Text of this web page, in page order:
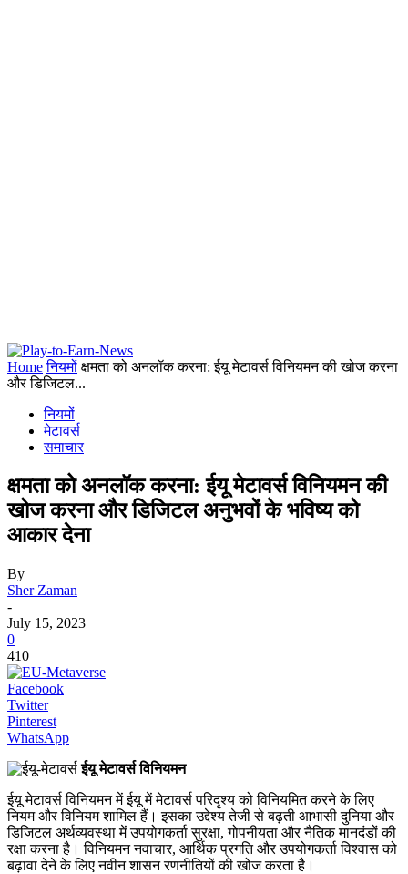
Home नियमों क्षमता को अनलॉक करना: ईयू मेटावर्स विनियमन की खोज करना
और डिजिटल...
नियमों
मेटावर्स
समाचार
क्षमता को अनलॉक करना: ईयू मेटावर्स विनियमन की
खोज करना और डिजिटल अनुभवों के भविष्य को
आकार देना
By
Sher Zaman
-
July 15, 2023
0
410
Facebook
Twitter
Pinterest
WhatsApp
ईयू मेटावर्स विनियमन
ईयू मेटावर्स विनियमन में ईयू में मेटावर्स परिदृश्य को विनियमित करने के लिए
नियम और विनियम शामिल हैं। इसका उद्देश्य तेजी से बढ़ती आभासी दुनिया और
डिजिटल अर्थव्यवस्था में उपयोगकर्ता सुरक्षा, गोपनीयता और नैतिक मानदंडों की
रक्षा करना है। विनियमन नवाचार, आर्थिक प्रगति और उपयोगकर्ता विश्वास को
बढ़ावा देने के लिए नवीन शासन रणनीतियों की खोज करता है।